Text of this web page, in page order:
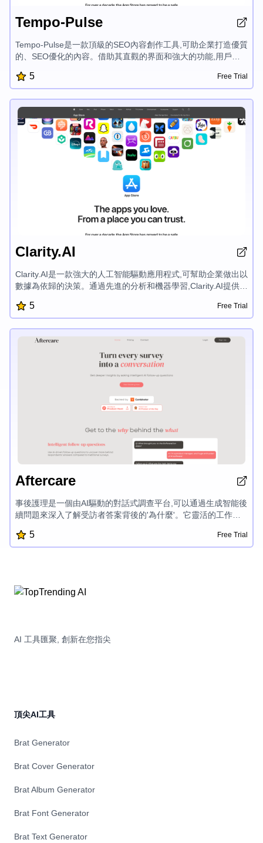
Tempo-Pulse
Tempo-Pulse是一款頂級的SEO內容創作工具,可助企業打造優質
的、SEO優化的內容。借助其直觀的界面和強大的功能,用戶可
述、描述和文章。
5 Free Trial
Clarity.AI
Clarity.AI是一款強大的人工智能驅動應用程式,可幫助企業做出以
數據為依歸的決策。通過先進的分析和機器學習,Clarity.AI提供了
提供可定制的報告和視覺化,讓用戶能夠發掘隱藏的機會並做出明
智的戰略選擇。Clarity.AI無縫集成各種數據源,提供了組織績效的
利用數據分析力量時的受信任解決方案。
5 Free Trial
Aftercare
事後護理是一個由AI驅動的對話式調查平台,可以通過生成智能後
續問題來深入了解受訪者答案背後的'為什麼'。它靈活的工作流
能夠完全控制和理解調查數據,無需手動分類。
5 Free Trial
AI 工具匯聚, 創新在您指尖
頂尖AI工具
Brat Generator
Brat Cover Generator
Brat Album Generator
Brat Font Generator
Brat Text Generator